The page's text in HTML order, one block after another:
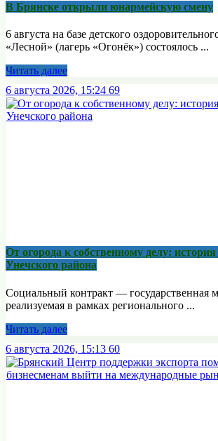
В Брянске открыли юнармейскую смену
6 августа на базе детского
«Лесной» (лагерь «Огонёк») состоялось ...
Читать далее
6 августа 2026, 15:24 69
От огорода к собственному делу:
Унечского района
Социальный контракт — государственная
реализуемая в рамках регионального ...
Читать далее
6 августа 2026, 15:13 60